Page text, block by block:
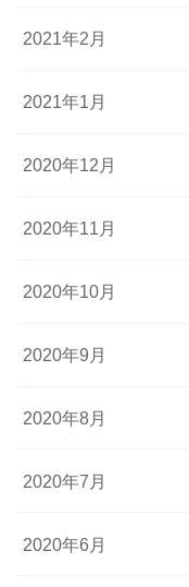
2021年2月
2021年1月
2020年12月
2020年11月
2020年10月
2020年9月
2020年8月
2020年7月
2020年6月